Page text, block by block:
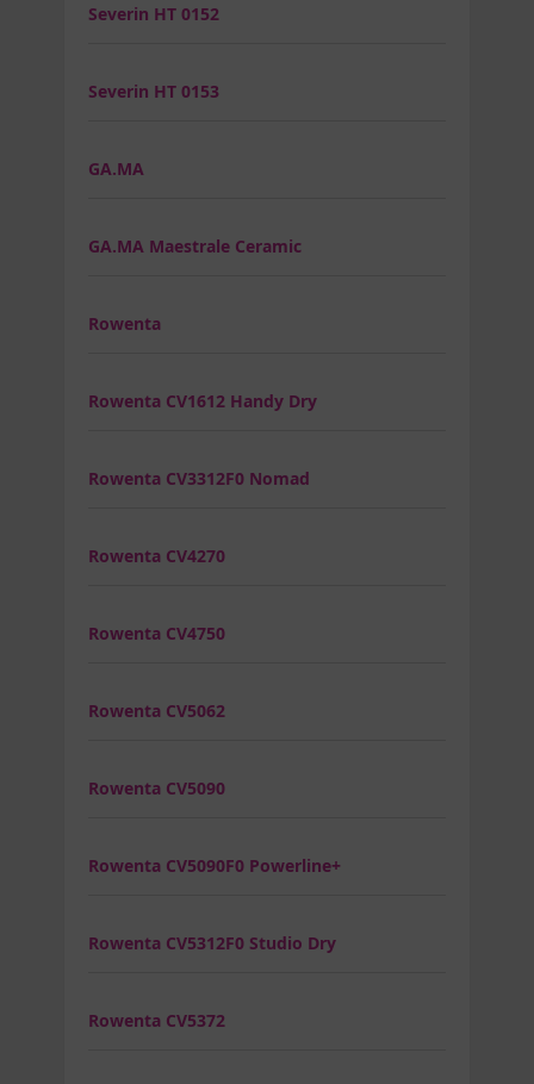
Severin HT 0152
Severin HT 0153
GA.MA
GA.MA Maestrale Ceramic
Rowenta
Rowenta CV1612 Handy Dry
Rowenta CV3312F0 Nomad
Rowenta CV4270
Rowenta CV4750
Rowenta CV5062
Rowenta CV5090
Rowenta CV5090F0 Powerline+
Rowenta CV5312F0 Studio Dry
Rowenta CV5372